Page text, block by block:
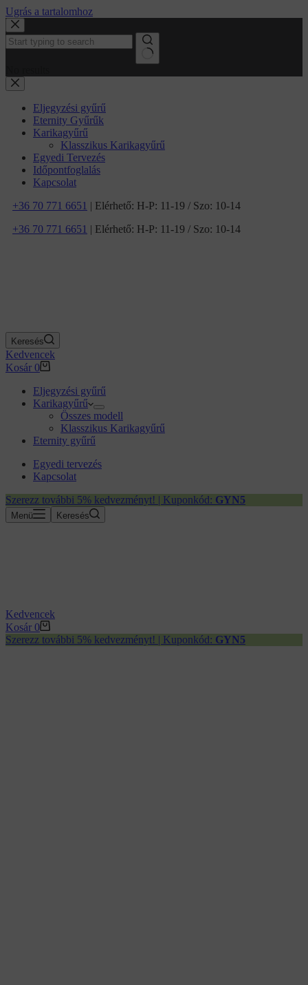
Ugrás a tartalomhoz
Eljegyzési gyűrű
Eternity Gyűrűk
Karikagyűrű
Klasszikus Karikagyűrű
Egyedi Tervezés
Időpontfoglalás
Kapcsolat
+36 70 771 6651 | Elérhető: H-P: 11-19 / Szo: 10-14
+36 70 771 6651 | Elérhető: H-P: 11-19 / Szo: 10-14
Keresés
Kedvencek
Kosár 0
Eljegyzési gyűrű
Karikagyűrű
Összes modell
Klasszikus Karikagyűrű
Eternity gyűrű
Egyedi tervezés
Kapcsolat
Szerezz további 5% kedvezményt! | Kuponkód: GYN5
Menü Keresés
Kedvencek
Kosár 0
Szerezz további 5% kedvezményt! | Kuponkód: GYN5